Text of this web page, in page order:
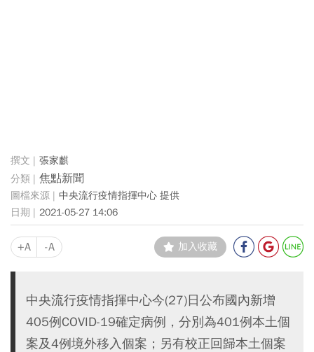
張家麒
焦點新聞
中央流行疫情指揮中心 提供
2021-05-27 14:06
+A -A 加入收藏
中央流行疫情指揮中心今(27)日公布國內新增
405例COVID-19確定病例，分別為401例本土個
案及4例境外移入個案；另有校正回歸本土個案